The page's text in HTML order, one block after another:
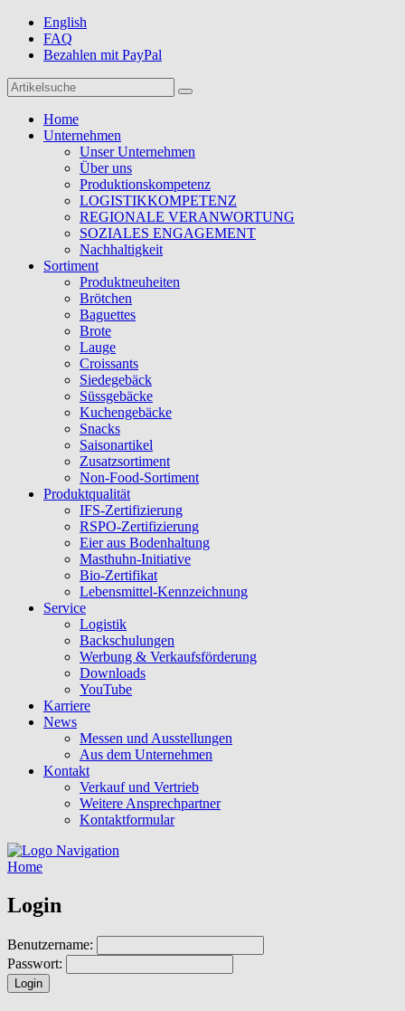
English
FAQ
Bezahlen mit PayPal
Home
Unternehmen
Unser Unternehmen
Über uns
Produktionskompetenz
LOGISTIKKOMPETENZ
REGIONALE VERANWORTUNG
SOZIALES ENGAGEMENT
Nachhaltigkeit
Sortiment
Produktneuheiten
Brötchen
Baguettes
Brote
Lauge
Croissants
Siedegebäck
Süssgebäcke
Kuchengebäcke
Snacks
Saisonartikel
Zusatzsortiment
Non-Food-Sortiment
Produktqualität
IFS-Zertifizierung
RSPO-Zertifizierung
Eier aus Bodenhaltung
Masthuhn-Initiative
Bio-Zertifikat
Lebensmittel-Kennzeichnung
Service
Logistik
Backschulungen
Werbung & Verkaufsförderung
Downloads
YouTube
Karriere
News
Messen und Ausstellungen
Aus dem Unternehmen
Kontakt
Verkauf und Vertrieb
Weitere Ansprechpartner
Kontaktformular
Navigation
Home
Login
Benutzername:
Passwort:
Login